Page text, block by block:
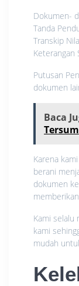
Dokumen-
Tanda
Transkip
Keterangan
Putusan
dokumen
Baca
Karena
berani
dokumen
Kami selalu
kami
mudah